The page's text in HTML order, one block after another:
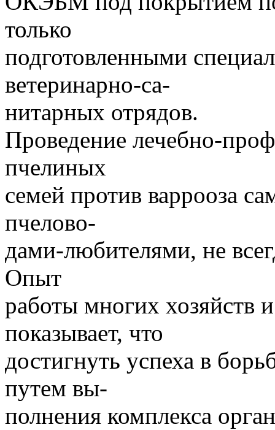
только
подготовленными
ветеринарно-са-
нитарных отрядов.
Проведение лечебно-
пчелиных
семей против варрооза
пчелово-
дами-любителями, не
Опыт
работы многих хозяйств
показывает, что
достигнуть успеха в
путем вы-
полнения комплекса